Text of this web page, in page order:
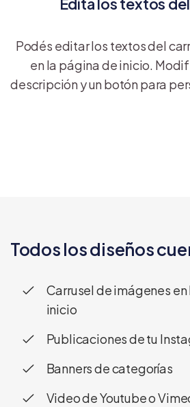
Podés editar los textos del
en la página de inicio.
descripción y un botón para
Todos los diseños
Carrusel de imágenes
inicio
Publicaciones de tu
Banners de categorías
Video de Youtube o